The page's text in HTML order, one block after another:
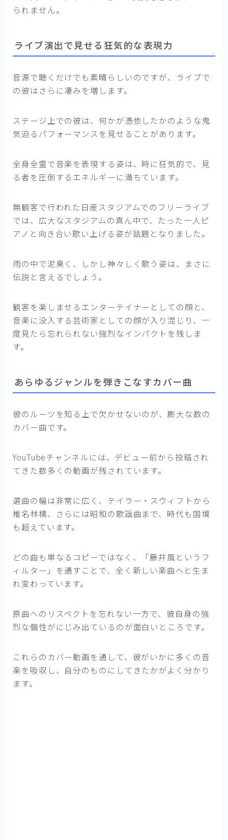
られません。
ライブ演出で見せる狂気的な表現力
音源で聴くだけでも素晴らしいのですが、ライブで
の彼はさらに凄みを増します。
ステージ上での彼は、何かが憑依したかのような鬼
気迫るパフォーマンスを見せることがあります。
全身全霊で音楽を表現する姿は、時に狂気的で、見
る者を圧倒するエネルギーに満ちています。
無観客で行われた日産スタジアムでのフリーライブ
では、広大なスタジアムの真ん中で、たった一人ピ
アノと向き合い歌い上げる姿が話題となりました。
雨の中で泥臭く、しかし神々しく歌う姿は、まさに
伝説と言えるでしょう。
観客を楽しませるエンターテイナーとしての顔と、
音楽に没入する芸術家としての顔が入り混じり、一
度見たら忘れられない強烈なインパクトを残しま
す。
あらゆるジャンルを弾きこなすカバー曲
彼のルーツを知る上で欠かせないのが、膨大な数の
カバー曲です。
YouTubeチャンネルには、デビュー前から投稿され
てきた数多くの動画が残されています。
選曲の幅は非常に広く、テイラー・スウィフトから
椎名林檎、さらには昭和の歌謡曲まで、時代も国境
も超えています。
どの曲も単なるコピーではなく、「藤井風というフ
ィルター」を通すことで、全く新しい楽曲へと生ま
れ変わっています。
原曲へのリスペクトを忘れない一方で、彼自身の強
烈な個性がにじみ出ているのが面白いところです。
これらのカバー動画を通して、彼がいかに多くの音
楽を吸収し、自分のものにしてきたかがよく分かり
ます。